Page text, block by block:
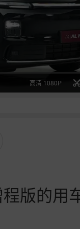
高清 1080P
版的用